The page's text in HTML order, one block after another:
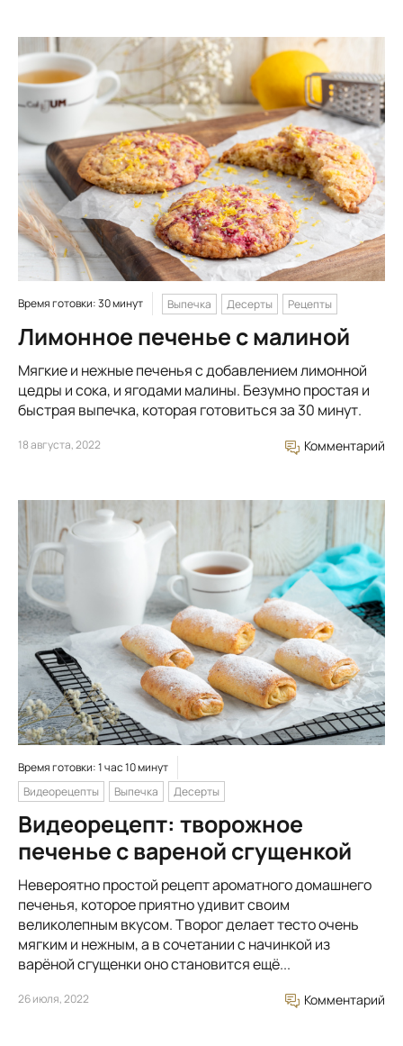
Время готовки: 30 минут Выпечка Десерты Рецепты
Лимонное печенье с малиной
Мягкие и нежные печенья с добавлением лимонной
цедры и сока, и ягодами малины. Безумно простая и
быстрая выпечка, которая готовиться за 30 минут.
18 августа, 2022 Комментарий
Время готовки: 1 час 10 минут
Видеорецепты
Выпечка Десерты
Видеорецепт: творожное
печенье с вареной сгущенкой
Невероятно простой рецепт ароматного домашнего
печенья, которое приятно удивит своим
великолепным вкусом. Творог делает тесто очень
мягким и нежным, а в сочетании с начинкой из
варёной сгущенки оно становится ещё...
26 июля, 2022 Комментарий